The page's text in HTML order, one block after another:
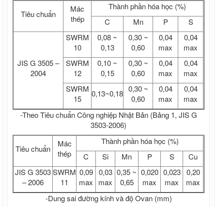
Tiêu chuẩn
Mác
thép
Thành phần hóa học (%)
C
Mn P S
JIS G 3505 –
2004
SWRM
10
0,08 ~
0,13
0,30 ~
0,60
0,04
max
0,04
max
SWRM
12
0,10 ~
0,15
0,30 ~
0,60
0,04
max
0,04
max
SWRM
15
0,13~0,18 0,30 ~
0,60
0,04
max
0,04
max
-Theo Tiêu chuẩn Công nghiệp Nhật Bản (Bảng 1, JIS G
3503-2006)
Tiêu chuẩn
Mác
thép
Thành phần hóa học (%)
C
Si Mn P S
Cu
JIS G 3503
– 2006
SWRM
11
0,09
max
0,03
max
0,35 ~
0,65
0,020
max
0,023
max
0,20
max
-Dung sai đường kính và độ Ovan (mm)